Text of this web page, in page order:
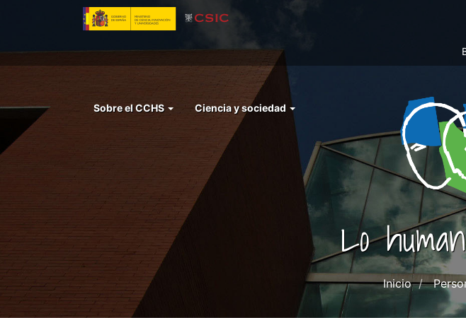
principal
Menu
Sobre el CCHS Ciencia y sociedad
Lo
Inicio